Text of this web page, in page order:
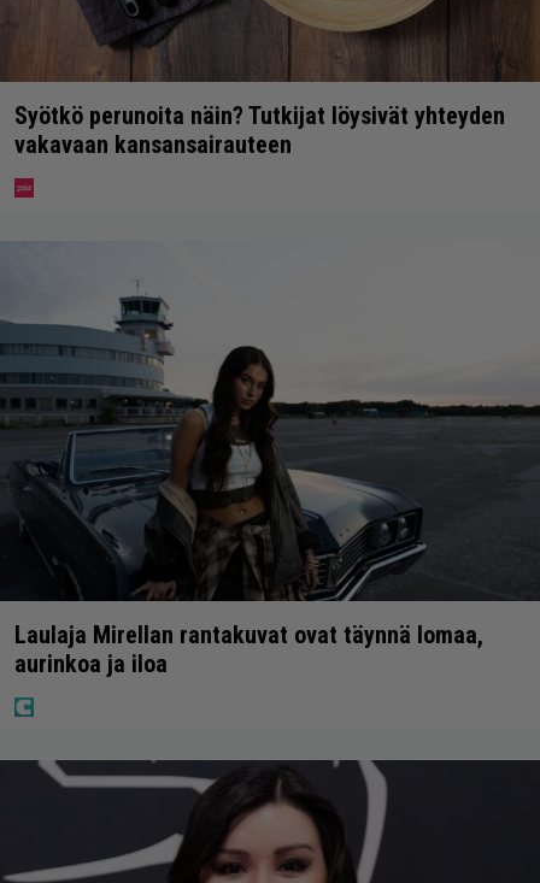
Syötkö perunoita näin? Tutkijat löysivät yhteyden
vakavaan kansansairauteen
Laulaja Mirellan rantakuvat ovat täynnä lomaa,
aurinkoa ja iloa